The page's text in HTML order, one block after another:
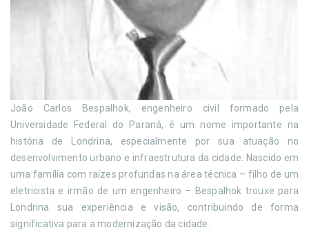
João Carlos Bespalhok, engenheiro civil formado pela
Universidade Federal do Paraná, é um nome importante na
história de Londrina, especialmente por sua atuação no
desenvolvimento urbano e infraestrutura da cidade. Nascido em
uma família com raízes profundas na área técnica – filho de um
eletricista e irmão de um engenheiro – Bespalhok trouxe para
Londrina sua experiência e visão, contribuindo de forma
significativa para a modernização da cidade.